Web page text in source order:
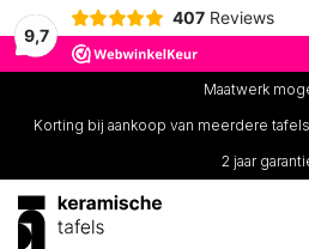
9,7
407 Reviews
Maatwerk
Korting bij aankoop van meerdere
2 jaar